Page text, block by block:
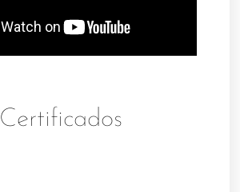
Certificados